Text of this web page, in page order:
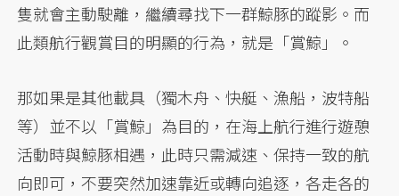
隻就會主動駛離，繼續尋找下一群鯨豚的蹤影。而
此類航行觀賞目的明顯的行為，就是「賞鯨」。
那如果是其他載具（獨木舟、快艇、漁船，波特船
等）並不以「賞鯨」為目的，在海上航行進行遊憩
活動時與鯨豚相遇，此時只需減速、保持一致的航
向即可，不要突然加速靠近或轉向追逐，各走各的